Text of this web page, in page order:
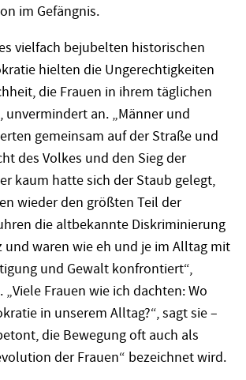
im Gefängnis.
vielfach bejubelten historischen
hielten die Ungerechtigkeiten
die Frauen in ihrem täglichen
unvermindert an. „Männer und
gemeinsam auf der Straße und
des Volkes und den Sieg der
kaum hatte sich der Staub gelegt,
wieder den größten Teil der
die altbekannte Diskriminierung
und waren wie eh und je im Alltag mit
und Gewalt konfrontiert“,
Frauen wie ich dachten: Wo
in unserem Alltag?“, sagt sie –
die Bewegung oft auch als
der Frauen“ bezeichnet wird.